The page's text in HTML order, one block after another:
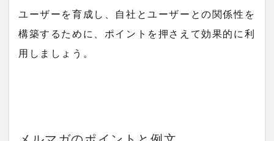
ユーザーを育成し、自社とユーザーとの関係性を
構築するために、ポイントを押さえて効果的に利
用しましょう。